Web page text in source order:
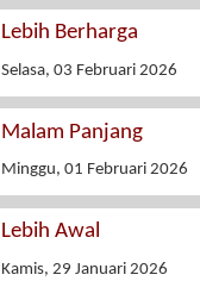
Lebih Berharga
Selasa, 03 Februari 2026
Malam Panjang
Minggu, 01 Februari 2026
Lebih Awal
Kamis, 29 Januari 2026